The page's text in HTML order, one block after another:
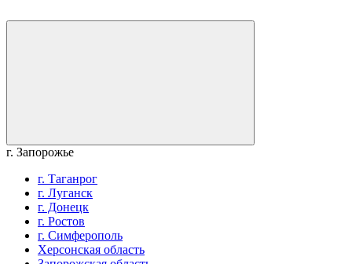
г. Запорожье
г. Таганрог
г. Луганск
г. Донецк
г. Ростов
г. Симферополь
Херсонская область